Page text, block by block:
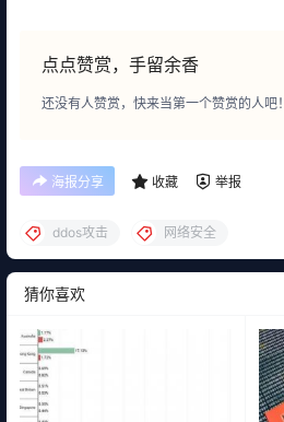
点点赞赏，手留余香
还没有人赞赏，快来当第一个赞赏的人吧！
海报分享 收藏 举报
ddos攻击 网络安全
猜你喜欢